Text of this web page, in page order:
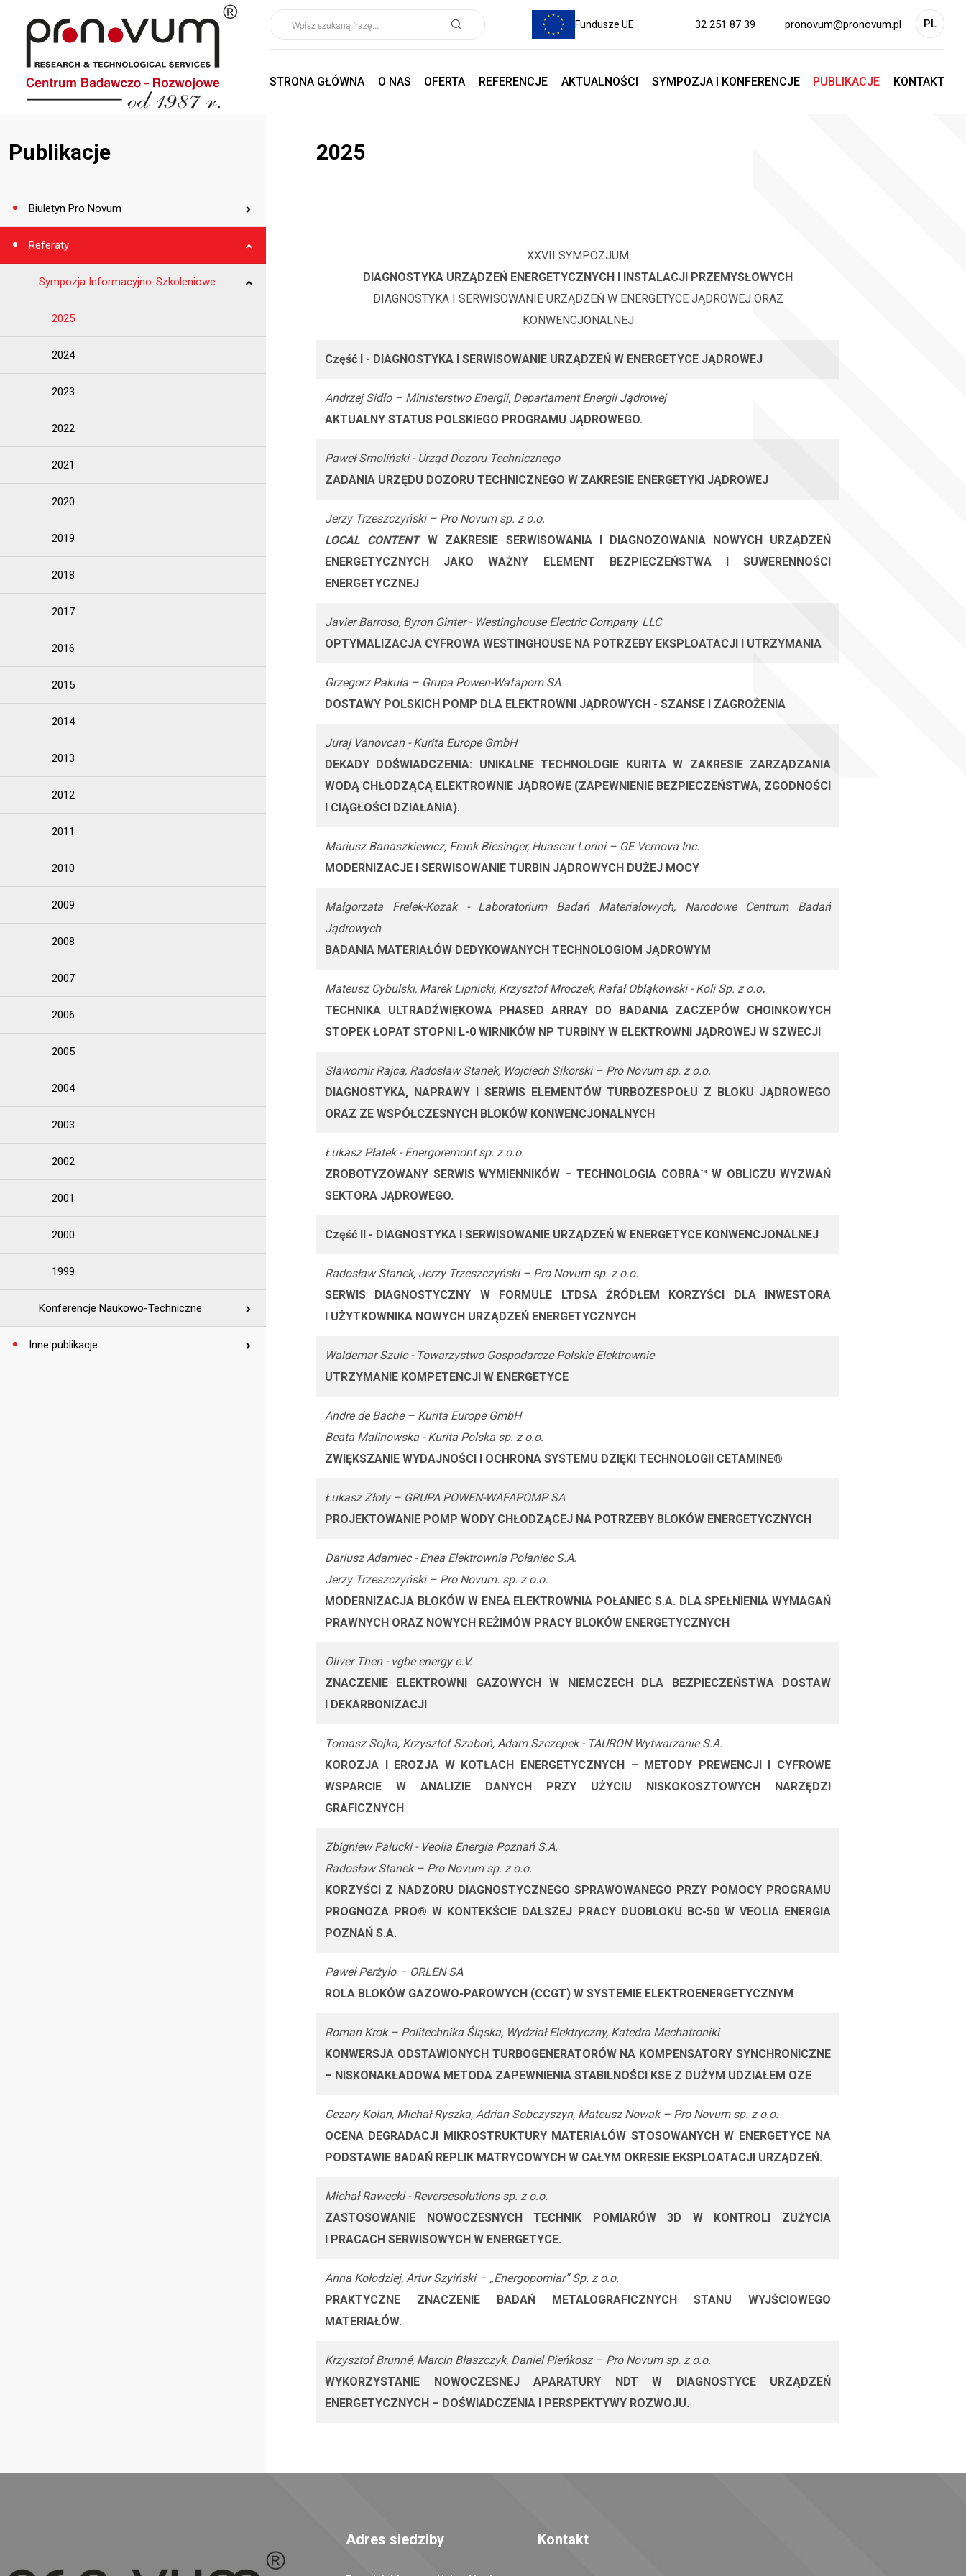
Fundusze UE 32 251 87 39 pronovum@pronovum.pl PL
EN
STRONA GŁÓWNA O NAS OFERTA REFERENCJE AKTUALNOŚCI SYMPOZJA I KONFERENCJE PUBLIKACJE KONTAKT
Publikacje
Biuletyn Pro Novum
Referaty
Sympozja Informacyjno-Szkoleniowe
2025
2024
2023
2022
2021
2020
2019
2018
2017
2016
2015
2014
2013
2012
2011
2010
2009
2008
2007
2006
2005
2004
2003
2002
2001
2000
1999
Konferencje Naukowo-Techniczne
Inne publikacje
2025
XXVII SYMPOZJUM
DIAGNOSTYKA URZĄDZEŃ ENERGETYCZNYCH I INSTALACJI PRZEMYSŁOWYCH
DIAGNOSTYKA I SERWISOWANIE URZĄDZEŃ W ENERGETYCE JĄDROWEJ ORAZ
KONWENCJONALNEJ
Część I - DIAGNOSTYKA I SERWISOWANIE URZĄDZEŃ W ENERGETYCE JĄDROWEJ
Andrzej Sidło – Ministerstwo Energii, Departament Energii Jądrowej
AKTUALNY STATUS POLSKIEGO PROGRAMU JĄDROWEGO.
Paweł Smoliński - Urząd Dozoru Technicznego
ZADANIA URZĘDU DOZORU TECHNICZNEGO W ZAKRESIE ENERGETYKI JĄDROWEJ
Jerzy Trzeszczyński – Pro Novum sp. z o.o.
LOCAL CONTENTW ZAKRESIE SERWISOWANIA I DIAGNOZOWANIA NOWYCH URZĄDZEŃ
ENERGETYCZNYCH JAKO WAŻNY ELEMENT BEZPIECZEŃSTWA I SUWERENNOŚCI
ENERGETYCZNEJ
Javier Barroso, Byron Ginter - Westinghouse Electric Company LLC
OPTYMALIZACJA CYFROWA WESTINGHOUSE NA POTRZEBY EKSPLOATACJI I UTRZYMANIA
Grzegorz Pakuła – Grupa Powen-Wafapom SA
DOSTAWY POLSKICH POMP DLA ELEKTROWNI JĄDROWYCH - SZANSE I ZAGROŻENIA
Juraj Vanovcan - Kurita Europe GmbH
DEKADY DOŚWIADCZENIA: UNIKALNE TECHNOLOGIE KURITA W ZAKRESIE ZARZĄDZANIA
WODĄ CHŁODZĄCĄ ELEKTROWNIE JĄDROWE (ZAPEWNIENIE BEZPIECZEŃSTWA, ZGODNOŚCI
I CIĄGŁOŚCI DZIAŁANIA).
Mariusz Banaszkiewicz, Frank Biesinger, Huascar Lorini – GE Vernova Inc.
MODERNIZACJE I SERWISOWANIE TURBIN JĄDROWYCH DUŻEJ MOCY
Małgorzata Frelek-Kozak - Laboratorium Badań Materiałowych, Narodowe Centrum Badań
Jądrowych
BADANIA MATERIAŁÓW DEDYKOWANYCH TECHNOLOGIOM JĄDROWYM
Mateusz Cybulski, Marek Lipnicki, Krzysztof Mroczek, Rafał Obłąkowski - Koli Sp. z o.o.
TECHNIKA ULTRADŹWIĘKOWA PHASED ARRAY DO BADANIA ZACZEPÓW CHOINKOWYCH
STOPEK ŁOPAT STOPNI L-0 WIRNIKÓW NP TURBINY W ELEKTROWNI JĄDROWEJ W SZWECJI
Sławomir Rajca, Radosław Stanek, Wojciech Sikorski – Pro Novum sp. z o.o.
DIAGNOSTYKA, NAPRAWY I SERWIS ELEMENTÓW TURBOZESPOŁU Z BLOKU JĄDROWEGO
ORAZ ZE WSPÓŁCZESNYCH BLOKÓW KONWENCJONALNYCH
Łukasz Płatek - Energoremont sp. z o.o.
ZROBOTYZOWANY SERWIS WYMIENNIKÓW – TECHNOLOGIA COBRA™ W OBLICZU WYZWAŃ
SEKTORA JĄDROWEGO.
Część II - DIAGNOSTYKA I SERWISOWANIE URZĄDZEŃ W ENERGETYCE KONWENCJONALNEJ
Radosław Stanek, Jerzy Trzeszczyński – Pro Novum sp. z o.o.
SERWIS DIAGNOSTYCZNY W FORMULE LTDSA ŹRÓDŁEM KORZYŚCI DLA INWESTORA
I UŻYTKOWNIKA NOWYCH URZĄDZEŃ ENERGETYCZNYCH
Waldemar Szulc - Towarzystwo Gospodarcze Polskie Elektrownie
UTRZYMANIE KOMPETENCJI W ENERGETYCE
Andre de Bache – Kurita Europe GmbH
Beata Malinowska - Kurita Polska sp. z o.o.
ZWIĘKSZANIE WYDAJNOŚCI I OCHRONA SYSTEMU DZIĘKI TECHNOLOGII CETAMINE®
Łukasz Złoty – GRUPA POWEN-WAFAPOMP SA
PROJEKTOWANIE POMP WODY CHŁODZĄCEJ NA POTRZEBY BLOKÓW ENERGETYCZNYCH
Dariusz Adamiec - Enea Elektrownia Połaniec S.A.
Jerzy Trzeszczyński – Pro Novum. sp. z o.o.
MODERNIZACJA BLOKÓW W ENEA ELEKTROWNIA POŁANIEC S.A. DLA SPEŁNIENIA WYMAGAŃ
PRAWNYCH ORAZ NOWYCH REŻIMÓW PRACY BLOKÓW ENERGETYCZNYCH
Oliver Then - vgbe energy e.V.
ZNACZENIE ELEKTROWNI GAZOWYCH W NIEMCZECH DLA BEZPIECZEŃSTWA DOSTAW
I DEKARBONIZACJI
Tomasz Sojka, Krzysztof Szaboń, Adam Szczepek - TAURON Wytwarzanie S.A.
KOROZJA I EROZJA W KOTŁACH ENERGETYCZNYCH – METODY PREWENCJI I CYFROWE
WSPARCIE W ANALIZIE DANYCH PRZY UŻYCIU NISKOKOSZTOWYCH NARZĘDZI
GRAFICZNYCH
Zbigniew Pałucki - Veolia Energia Poznań S.A.
Radosław Stanek – Pro Novum sp. z o.o.
KORZYŚCI Z NADZORU DIAGNOSTYCZNEGO SPRAWOWANEGO PRZY POMOCY PROGRAMU
PROGNOZA PRO® W KONTEKŚCIE DALSZEJ PRACY DUOBLOKU BC-50 W VEOLIA ENERGIA
POZNAŃ S.A.
Paweł Perżyło – ORLEN SA
ROLA BLOKÓW GAZOWO-PAROWYCH (CCGT) W SYSTEMIE ELEKTROENERGETYCZNYM
Roman Krok – Politechnika Śląska, Wydział Elektryczny, Katedra Mechatroniki
KONWERSJA ODSTAWIONYCH TURBOGENERATORÓW NA KOMPENSATORY SYNCHRONICZNE
– NISKONAKŁADOWA METODA ZAPEWNIENIA STABILNOŚCI KSE Z DUŻYM UDZIAŁEM OZE
Cezary Kolan, Michał Ryszka, Adrian Sobczyszyn, Mateusz Nowak – Pro Novum sp. z o.o.
OCENA DEGRADACJI MIKROSTRUKTURY MATERIAŁÓW STOSOWANYCH W ENERGETYCE NA
PODSTAWIE BADAŃ REPLIK MATRYCOWYCH W CAŁYM OKRESIE EKSPLOATACJI URZĄDZEŃ.
Michał Rawecki - Reversesolutions sp. z o.o.
ZASTOSOWANIE NOWOCZESNYCH TECHNIK POMIARÓW 3D W KONTROLI ZUŻYCIA
I PRACACH SERWISOWYCH W ENERGETYCE.
Anna Kołodziej, Artur Szyiński – „Energopomiar” Sp. z o.o.
PRAKTYCZNE ZNACZENIE BADAŃ METALOGRAFICZNYCH STANU WYJŚCIOWEGO
MATERIAŁÓW.
Krzysztof Brunné, Marcin Błaszczyk, Daniel Pieńkosz – Pro Novum sp. z o.o.
WYKORZYSTANIE NOWOCZESNEJ APARATURY NDT W DIAGNOSTYCE URZĄDZEŃ
ENERGETYCZNYCH – DOŚWIADCZENIA I PERSPEKTYWY ROZWOJU.
Adres siedziby Kontakt